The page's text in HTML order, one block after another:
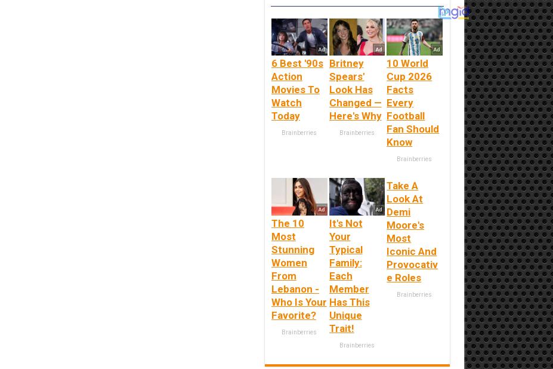
6 Best '90s
Action
Movies To
Watch
Today
Brainberries
Britney
Spears'
Look Has
Changed —
Here's Why
Brainberries
10 World
Cup 2026
Facts
Every
Football
Fan Should
Know
Brainberries
The 10
Most
Stunning
Women
From
Lebanon -
Who Is Your
Favorite?
Brainberries
It's Not
Your
Typical
Family:
Each
Member
Has This
Unique
Trait!
Brainberries
Take A
Look At
Demi
Moore's
Most
Iconic And
Provocativ
e Roles
Brainberries